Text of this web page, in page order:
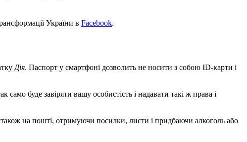
України в Facebook.
Дія. Паспорт у смартфоні дозволить не носити з собою ID-карти і
само буде завіряти вашу особистість і надавати такі ж права і
на пошті, отримуючи посилки, листи і придбаючи алкоголь або